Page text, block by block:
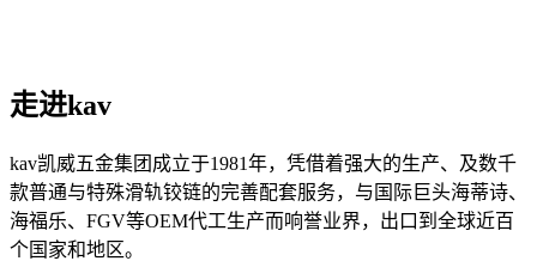
走进kav
kav凯威五金集团成立于1981年，凭借着强大的生产、及数千
款普通与特殊滑轨铰链的完善配套服务，与国际巨头海蒂诗、
海福乐、FGV等OEM代工生产而响誉业界，出口到全球近百
个国家和地区。